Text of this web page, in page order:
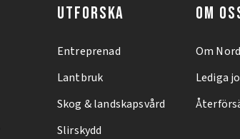
UTFORSKA
Entreprenad
Lantbruk
Skog & landskapsvård
Slirskydd
OM
Om
Lediga